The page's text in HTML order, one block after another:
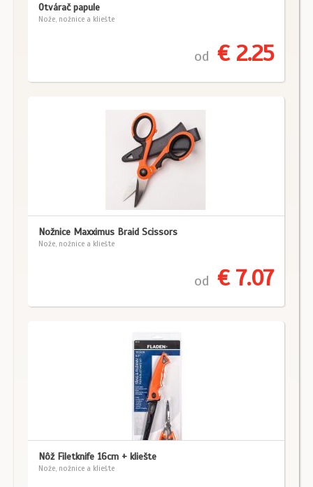
Otvárač papule
Nože, nožnice a kliešte
od € 2.25
Nožnice Maxximus Braid Scissors
Nože, nožnice a kliešte
od € 7.07
Nôž Filetknife 16cm + kliešte
Nože, nožnice a kliešte